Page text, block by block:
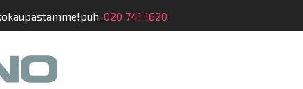
puh. 020 741 1620
Suunnittelu